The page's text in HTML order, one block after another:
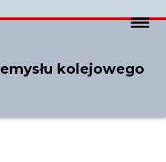
kolejowego